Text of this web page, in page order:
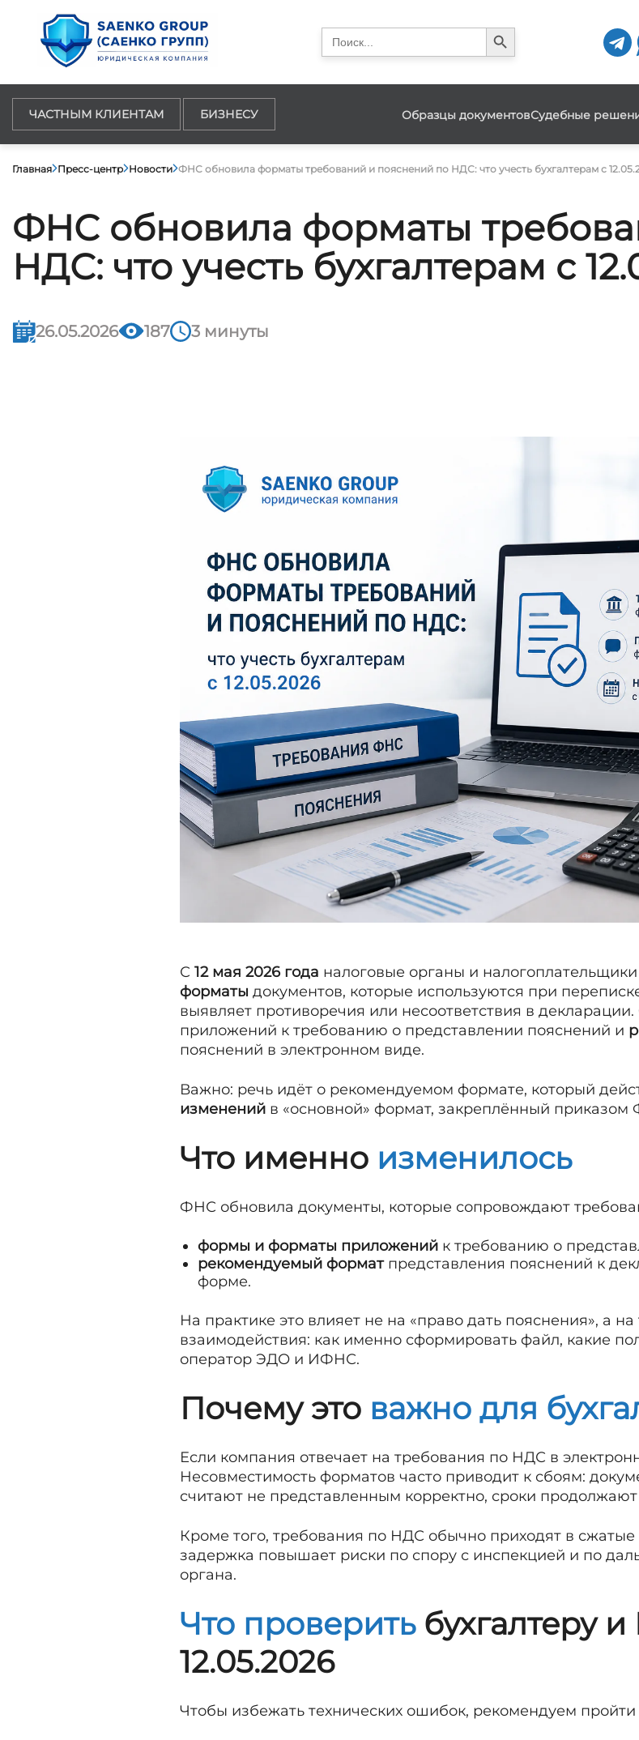
Search
for:
Search Button
ЧАСТНЫМ КЛИЕНТАМ БИЗНЕСУ Образцы документовСудебные
Главная Пресс-центр Новости ФНС обновила форматы требований и пояснений по НДС: что учесть бухгалтерам с
ФНС обновила форматы
НДС: что учесть бухгалтерам с
26.05.2026 187 3 минуты
С 12 мая 2026 года налоговые органы и
форматы документов, которые используются при
выявляет противоречия или несоответствия в
приложений к требованию о представлении пояснений и
пояснений в электронном виде.
Важно: речь идёт о рекомендуемом формате, который
изменений в «основной» формат, закреплённый приказом
Что именно изменилось
ФНС обновила документы, которые сопровождают
формы и форматы приложений к требованию о
рекомендуемый форматпредставления пояснений к
форме.
На практике это влияет не на «право дать пояснения», а
взаимодействия: как именно сформировать файл, какие
оператор ЭДО и ИФНС.
Почему это важно для
Если компания отвечает на требования по НДС в
Несовместимость форматов часто приводит к сбоям:
считают не представленным корректно, сроки продолжают
Кроме того, требования по НДС обычно приходят в сжатые
задержка повышает риски по спору с инспекцией и по
органа.
Что проверитьбухгалтеру
12.05.2026
Чтобы избежать технических ошибок, рекомендуем пройти